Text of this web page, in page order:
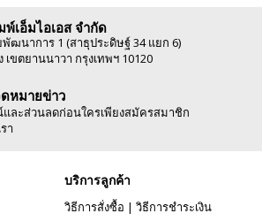
เอ็มไอเอส จำกัด
ฒนาการ 1 (สาธุประดิษฐ์ 34 แยก 6)
เขตยานนาวา กรุงเทพฯ 10120
หมายข่าว
ละส่วนลดก่อนใครเพียงสมัครสมาชิก
า
บริการลูกค้า
วิธีการสั่งซื้อ | วิธีการชำระเงิน